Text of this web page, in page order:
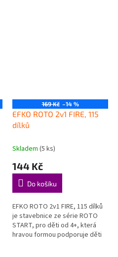
169 Kč –14 %
EFKO ROTO 2v1 FIRE, 115
dílků
Skladem (5 ks)
144 Kč
Do košíku
EFKO ROTO 2v1 FIRE, 115 dílků
je stavebnice ze série ROTO
START, pro děti od 4+, která
hravou formou podporuje děti